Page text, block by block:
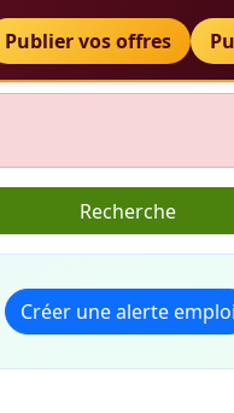
Diplômes Petites
Publier vos offres
Recherche
Créer une alerte emploi